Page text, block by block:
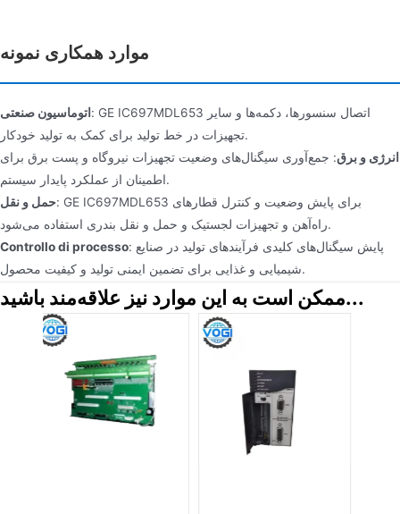
موارد همکاری نمونه
اتوماسیون صنعتی: GE IC697MDL653 اتصال سنسورها، دکمه‌ها و سایر
تجهیزات در خط تولید برای کمک به تولید خودکار.
انرژی و برق: جمع‌آوری سیگنال‌های وضعیت تجهیزات نیروگاه و پست برق برای
اطمینان از عملکرد پایدار سیستم.
حمل و نقل: GE IC697MDL653 برای پایش وضعیت و کنترل قطارهای
راه‌آهن و تجهیزات لجستیک و حمل و نقل بندری استفاده می‌شود.
Controllo di processo: پایش سیگنال‌های کلیدی فرآیندهای تولید در صنایع
شیمیایی و غذایی برای تضمین ایمنی تولید و کیفیت محصول.
ممکن است به این موارد نیز علاقه‌مند باشید...